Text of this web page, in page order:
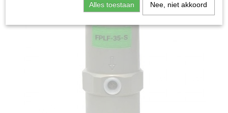
Alles toestaan Nee, niet akkoord